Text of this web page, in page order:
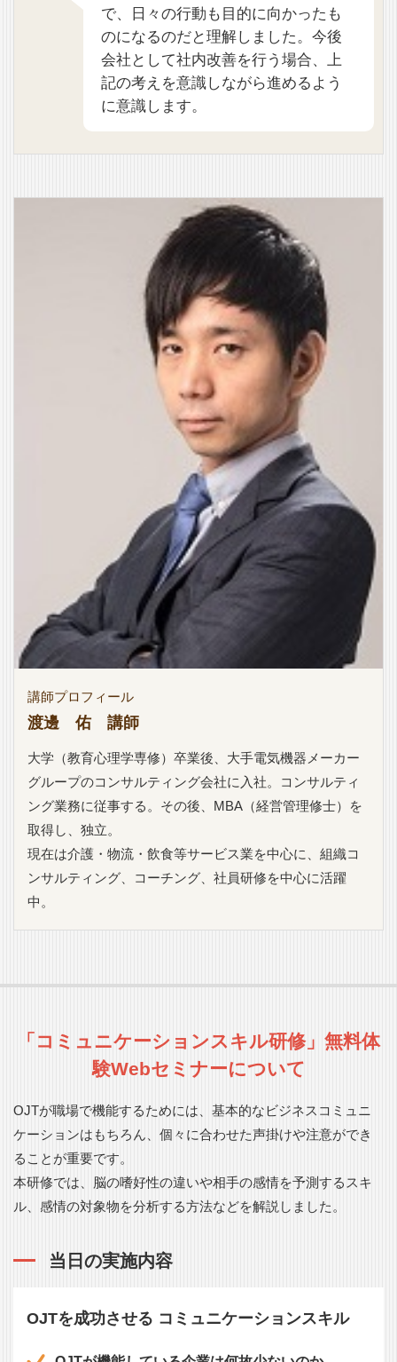
で、日々の行動も目的に向かったも
のになるのだと理解しました。今後
会社として社内改善を行う場合、上
記の考えを意識しながら進めるよう
に意識します。
講師プロフィール
渡邊 佑 講師
大学（教育心理学専修）卒業後、大手電気機器メーカー
グループのコンサルティング会社に入社。コンサルティ
ング業務に従事する。その後、MBA（経営管理修士）を
取得し、独立。
現在は介護・物流・飲食等サービス業を中心に、組織コ
ンサルティング、コーチング、社員研修を中心に活躍
中。
「コミュニケーションスキル研修」無料体
験Webセミナーについて
OJTが職場で機能するためには、基本的なビジネスコミュニ
ケーションはもちろん、個々に合わせた声掛けや注意ができ
ることが重要です。
本研修では、脳の嗜好性の違いや相手の感情を予測するスキ
ル、感情の対象物を分析する方法などを解説しました。
当日の実施内容
OJTを成功させる コミュニケーションスキル